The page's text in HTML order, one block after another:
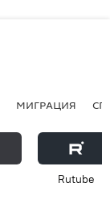
МИГРАЦИЯ
Rutube